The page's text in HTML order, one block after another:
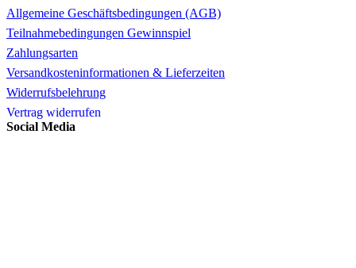
Allgemeine Geschäftsbedingungen (AGB)
Teilnahmebedingungen Gewinnspiel
Zahlungsarten
Versandkosteninformationen & Lieferzeiten
Widerrufsbelehrung
Vertrag widerrufen
Social Media